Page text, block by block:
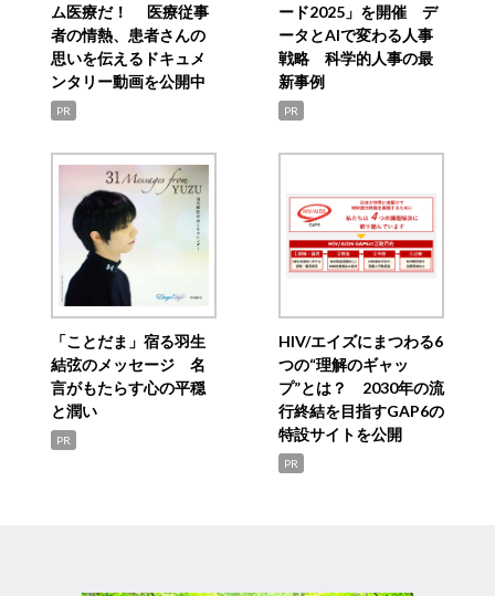
ム医療だ！ 医療従事
者の情熱、患者さんの
思いを伝えるドキュメ
ンタリー動画を公開中
PR
ード2025」を開催 デ
ータとAIで変わる人事
戦略 科学的人事の最
新事例
PR
「ことだま」宿る羽生
結弦のメッセージ 名
言がもたらす心の平穏
と潤い
PR
HIV/エイズにまつわる6
つの“理解のギャッ
プ”とは？ 2030年の流
行終結を目指すGAP6の
特設サイトを公開
PR